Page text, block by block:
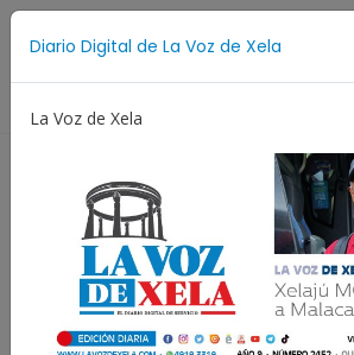
Diario Digital de La Voz de Xela
La Voz de Xela